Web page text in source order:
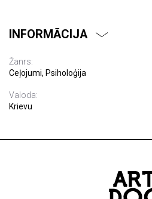
INFORMĀCIJA
Žanrs:
Ceļojumi, Psiholoģija
Valoda:
Krievu